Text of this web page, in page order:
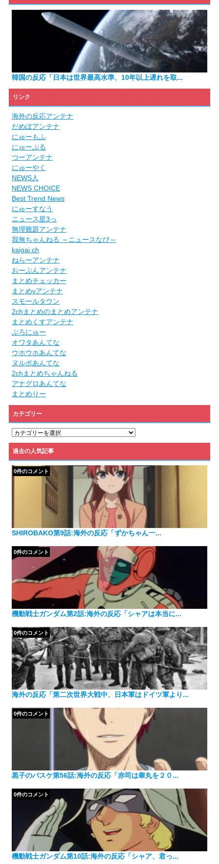
韓国の反応「日本は世界最高水準、10年以上遅れを取...
リンク
海外の反応アンテナ
だめぽアンテナ
にゅーもふ
にゅーぷる
つーアンテナ
にゅーやく
NEWS人
NEWS CHOICE
Best Trend News
にゅーすなう
ニュース星3っ
無理難題アンテナ
我無ちゃんねる ～ニュースなび～
kaigai.ch
ねらーアンテナ
おーぷんアンテナ
まとめチェッカー
まとめνアンテナ
スモールタウン
2chまとめのまとめアンテナ
まとめくすアンテナ
ぶろにゅー
オワタあんてな
ウホウホあんてな
ヌルポあんてな
2chまとめちゃんねる
アナグロあんてな
まとめりー
カテゴリー
カ
ゴ
リ
ー
過去の人気記事
SHIROBAKO第9話:海外の反応「ずかちゃん一...
0件のコメント
機動戦士ガンダム第2話:海外の反応「シャアは本当に...
0件のコメント
海外の反応「第二次世界大戦中、日本軍はドイツ軍より...
0件のコメント
黒子のバスケ第56話:海外の反応「赤司は睾丸を２０...
0件のコメント
機動戦士ガンダム第10話:海外の反応「シャア、君っ...
0件のコメント